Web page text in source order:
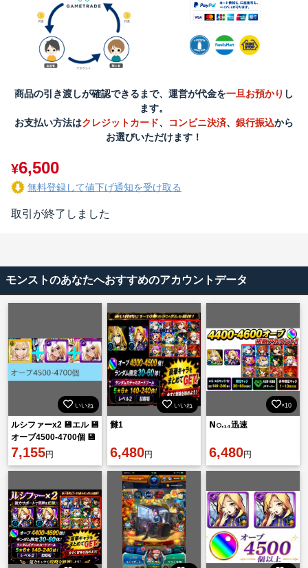
商品の引き渡しが確認できるまで、運営が代金を一旦お預かり し
ます。
お支払い方法はクレジットカード、 コンビニ決済、 銀行振込から
お選びいただけます！
¥6,500
無料登録して値下げ通知を受け取る
取引が終了しました
モンストのあなたへおすすめのアカウントデータ
いいね
ルシファーx2 💾エル 💾
オーブ4500-4700個 💾
限定40-60体 💾星5/星
6*16
7,155円
いいね
雠1
6,480円
×10
𝗡𝚘.₁₄迅速
6,480円